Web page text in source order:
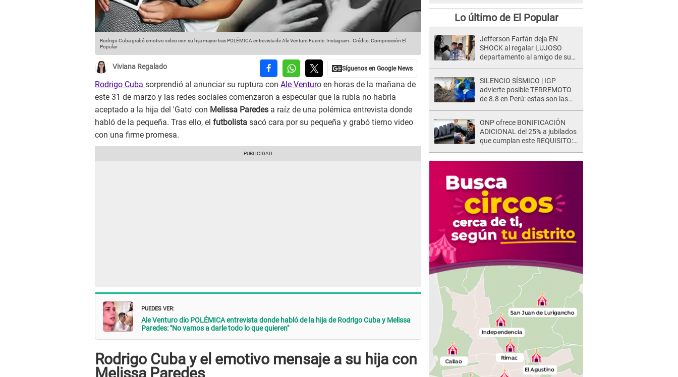
Rodrigo Cuba grabó emotivo video con su hija mayor tras POLÉMICA entrevista de Ale Venturo Fuente: Instagram -Crédito: Composición El
Popular
Viviana Regalado
Rodrigo Cuba sorprendió al anunciar su ruptura con Ale Venturo en horas de la mañana de
este 31 de marzo y las redes sociales comenzaron a especular que la rubia no habria
aceptado a la hija del 'Gato' con Melissa Paredes a raíz de una polémica entrevista donde
habló de la pequeña. Tras ello, el futbolista sacó cara por su pequeña y grabó tierno video
con una firme promesa.
PUEDES VER:
Ale Venturo dio POLÉMICA entrevista donde habló de la hija de Rodrigo Cuba y Melissa
Paredes: "No vamos a darle todo lo que quieren"
Rodrigo Cuba y el emotivo mensaje a su hija con
Melissa Paredes
Lo último de El Popular
Jefferson Farfán deja EN
SHOCK al regalar LUJOSO
departamento al amigo de su
su hija se lo negó"
SILENCIO SÍSMICO | IGP
advierte posible TERREMOTO
de 8.8 en Perú: estas son las
ONP ofrece BONIFICACIÓN
ADICIONAL del 25% a jubilados
que cumplan este REQUISITO: